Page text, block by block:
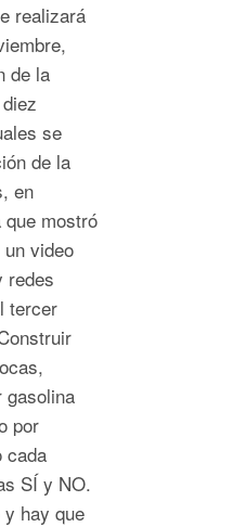
realizará
de la
se
de la
en
mostró
video
redes
tercer
gasolina
por
cada
SÍ y NO.
y hay que